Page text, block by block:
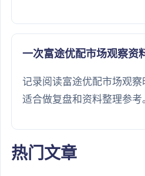
一次富途优配市场观察资
记录阅读富途优配市场观察
适合做复盘和资料整理参考
热门文章